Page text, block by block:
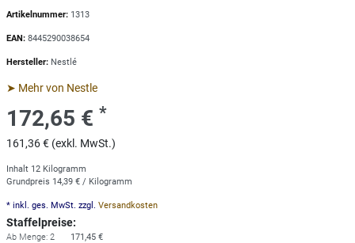
Artikelnummer: 1313
EAN: 8445290038654
Hersteller: Nestlé
➤ Mehr von Nestle
172,65 € *
161,36 € (exkl. MwSt.)
Inhalt 12 Kilogramm
Grundpreis 14,39 € / Kilogramm
* inkl. ges. MwSt. zzgl. Versandkosten
Staffelpreise:
Ab Menge: 2
171,45 €